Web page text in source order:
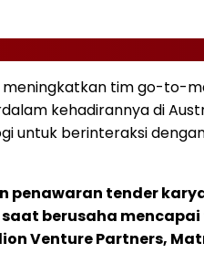
meningkatkan tim go-to-
kehadirannya di
untuk berinteraksi
penawaran tender
berusaha
Venture Partners,